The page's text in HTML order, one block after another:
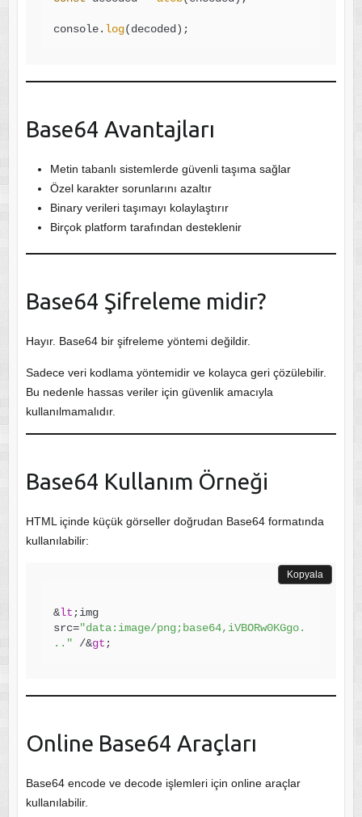
console. log
Base64 Avantajları
Metin tabanlı sistemlerde güvenli taşıma sağlar
Özel karakter sorunlarını azaltır
Binary verileri taşımayı kolaylaştırır
Birçok platform tarafından desteklenir
Base64 Şifreleme midir?
Hayır. Base64 bir şifreleme yöntemi değildir.
Sadece veri kodlama yöntemidir ve kolayca geri çözülebilir.
Bu nedenle hassas veriler için güvenlik amacıyla
kullanılmamalıdır.
Base64 Kullanım Örneği
HTML içinde küçük görseller doğrudan Base64 formatında
kullanılabilir:
&lt ;img
src="data:image/png;base64,iVBORw0KGgo.
.." /&gt
Kopyala
Online Base64 Araçları
Base64 encode ve decode işlemleri için online araçlar
kullanılabilir.